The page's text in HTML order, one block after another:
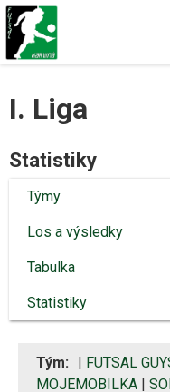
I. Liga
Statistiky
Týmy
Los a výsledky
Tabulka
Statistiky
Tým: FUTSAL
MOJEMOBILKA